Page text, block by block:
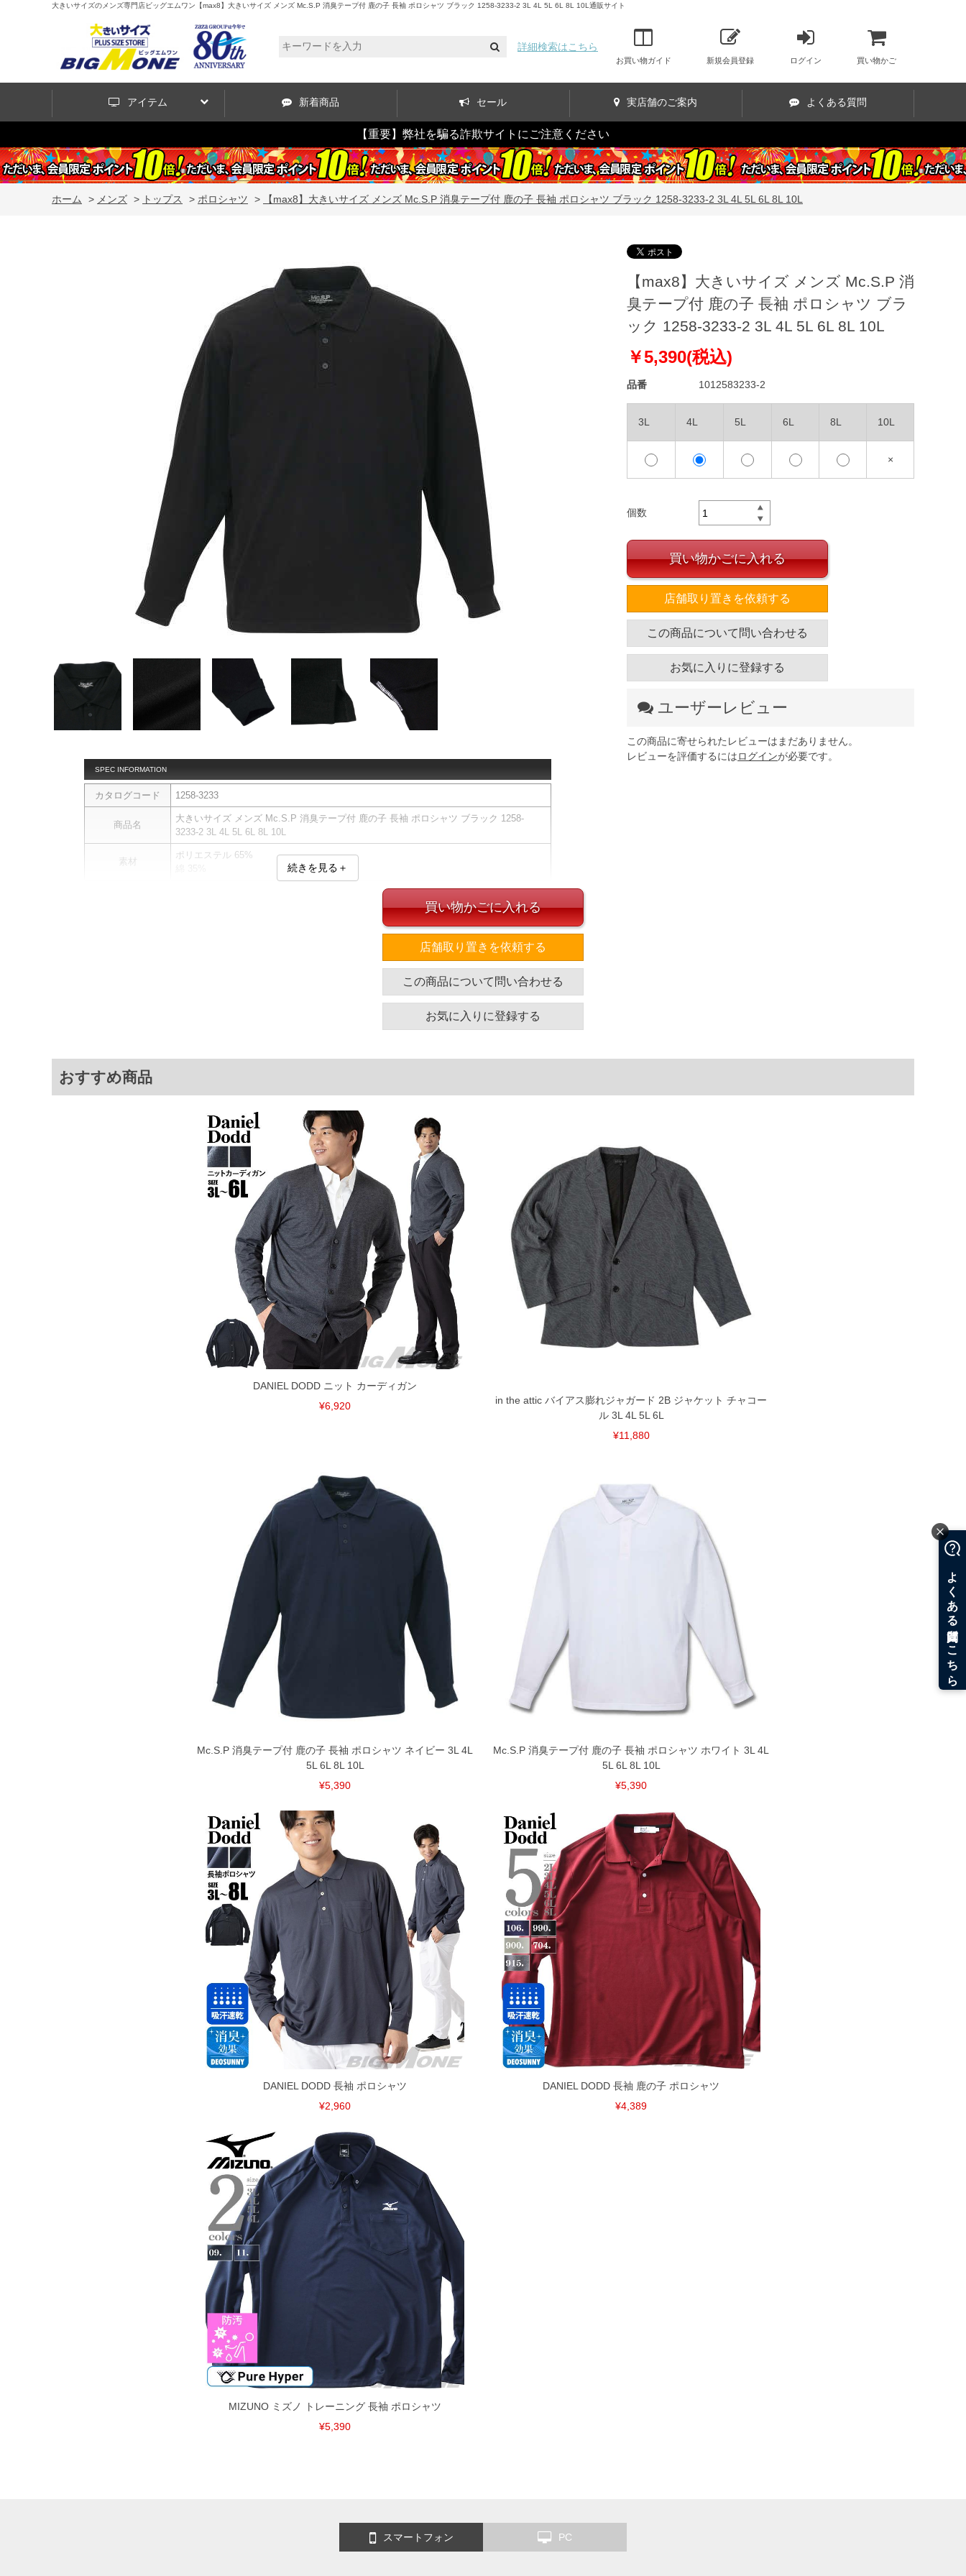
大きいサイズのメンズ専門店ビッグエムワン【max8】大きいサイズ メンズ Mc.S.P 消臭テープ付 鹿の子 長袖 ポロシャツ ブラック 1258-3233-2 3L 4L 5L 6L 8L 10L通販サイト
詳細検索はこちら
お買い物ガイド 新規会員登録 ログイン 買い物かご
アイテム 新着商品 セール 実店舗のご案内 よくある質問
【重要】弊社を騙る詐欺サイトにご注意ください
ホーム > メンズ > トップス > ポロシャツ > 【max8】大きいサイズ メンズ Mc.S.P 消臭テープ付 鹿の子 長袖 ポロシャツ ブラック 1258-3233-2 3L 4L 5L 6L 8L 10L
SPEC INFORMATION
カタログコード 1258-3233
商品名
大きいサイズ メンズ Mc.S.P 消臭テープ付 鹿の子 長袖 ポロシャツ ブラック 1258-
3233-2 3L 4L 5L 6L 8L 10L
素材
ポリエステル 65%
鹿の子／スリット有／バック無地／消臭テープ／消臭／抗菌効果
裾周り 肩幅 袖丈
58 61
60 62
62 63
8L
※商品によって若干のサイズの誤差がございます。また、お客様がご使用の環境（コンピュ
ータ画面）によって、商品の色味が若干異なる場合がございます。予めご了承ください。
※上記サイズが実際の商品に付いているタグのサイズ表記と異なる場合があります。お取り
扱い前に商品付属タグの記載もご確認下さい。
※当店での掲載商品は、実店鋪と在庫を共用しておりますので店頭での売り違い、店舗から
のお取り寄せ等により、お客様にご迷惑をお掛けしてしまう場合がございます。そのような
ことがない様最大限に努めておりますが、もしあった場合速やかにご連絡させて頂きますの
で予めご了承ください。
※【ボトムの裾上げをご希望の場合】
裾上げ料金は500円+税となります。
備考欄に股下●cmとご記入下さい。（裾上げ無料対象商品は1本につき税込6,000円以上の品
が対象。1本5,999円以下の商品は有料（500円+税）となります。）
出荷まで約1週間～20日間程お時間を頂く場合がございます。
尚、裾上げした商品は返品・交換不可となりますので、予めご了承下さい。
一部、お直しに対応出来ない商品がございます。(例：裾にファスナーや調節ひもが付いて
いる、極端なデザインが施されている等)
※【返品交換について】
返品交換希望の方は、商品到着後1週間以内にご連絡ください。
続きを見る＋
【max8】大きいサイズ メンズ Mc.S.P 消
臭テープ付 鹿の子 長袖 ポロシャツ ブラ
ック 1258-3233-2 3L 4L 5L 6L 8L 10L
￥5,390(税込)
品番 1012583233-2
3L 4L 5L 6L 8L 10L
×
個数
買い物かごに入れる
店舗取り置きを依頼する
この商品について問い合わせる
お気に入りに登録する
ユーザーレビュー
この商品に寄せられたレビューはまだありません。
レビューを評価するにはログインが必要です。
買い物かごに入れる
店舗取り置きを依頼する
この商品について問い合わせる
お気に入りに登録する
おすすめ商品
DANIEL DODD ニット カーディガン
¥6,920
in the attic バイアス膨れジャガード 2B ジャケット チャコー
ル 3L 4L 5L 6L
¥11,880
Mc.S.P 消臭テープ付 鹿の子 長袖 ポロシャツ ネイビー 3L 4L
5L 6L 8L 10L
¥5,390
Mc.S.P 消臭テープ付 鹿の子 長袖 ポロシャツ ホワイト 3L 4L
5L 6L 8L 10L
¥5,390
DANIEL DODD 長袖 ポロシャツ
¥2,960
DANIEL DODD 長袖 鹿の子 ポロシャツ
¥4,389
MIZUNO ミズノ トレーニング 長袖 ポロシャツ
¥5,390
スマートフォン PC